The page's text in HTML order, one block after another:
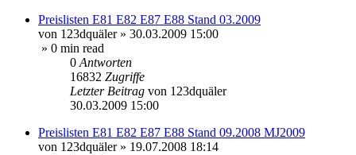
Preislisten E81 E82 E87 E88 Stand 03.2009
von 123dquäler» 30.03.2009 15:00
» 0 min read
0 Antworten
16832 Zugriffe
Letzter Beitrag von 123dquäler
30.03.2009 15:00
Preislisten E81 E82 E87 E88 Stand 09.2008 MJ2009
von 123dquäler» 19.07.2008 18:14